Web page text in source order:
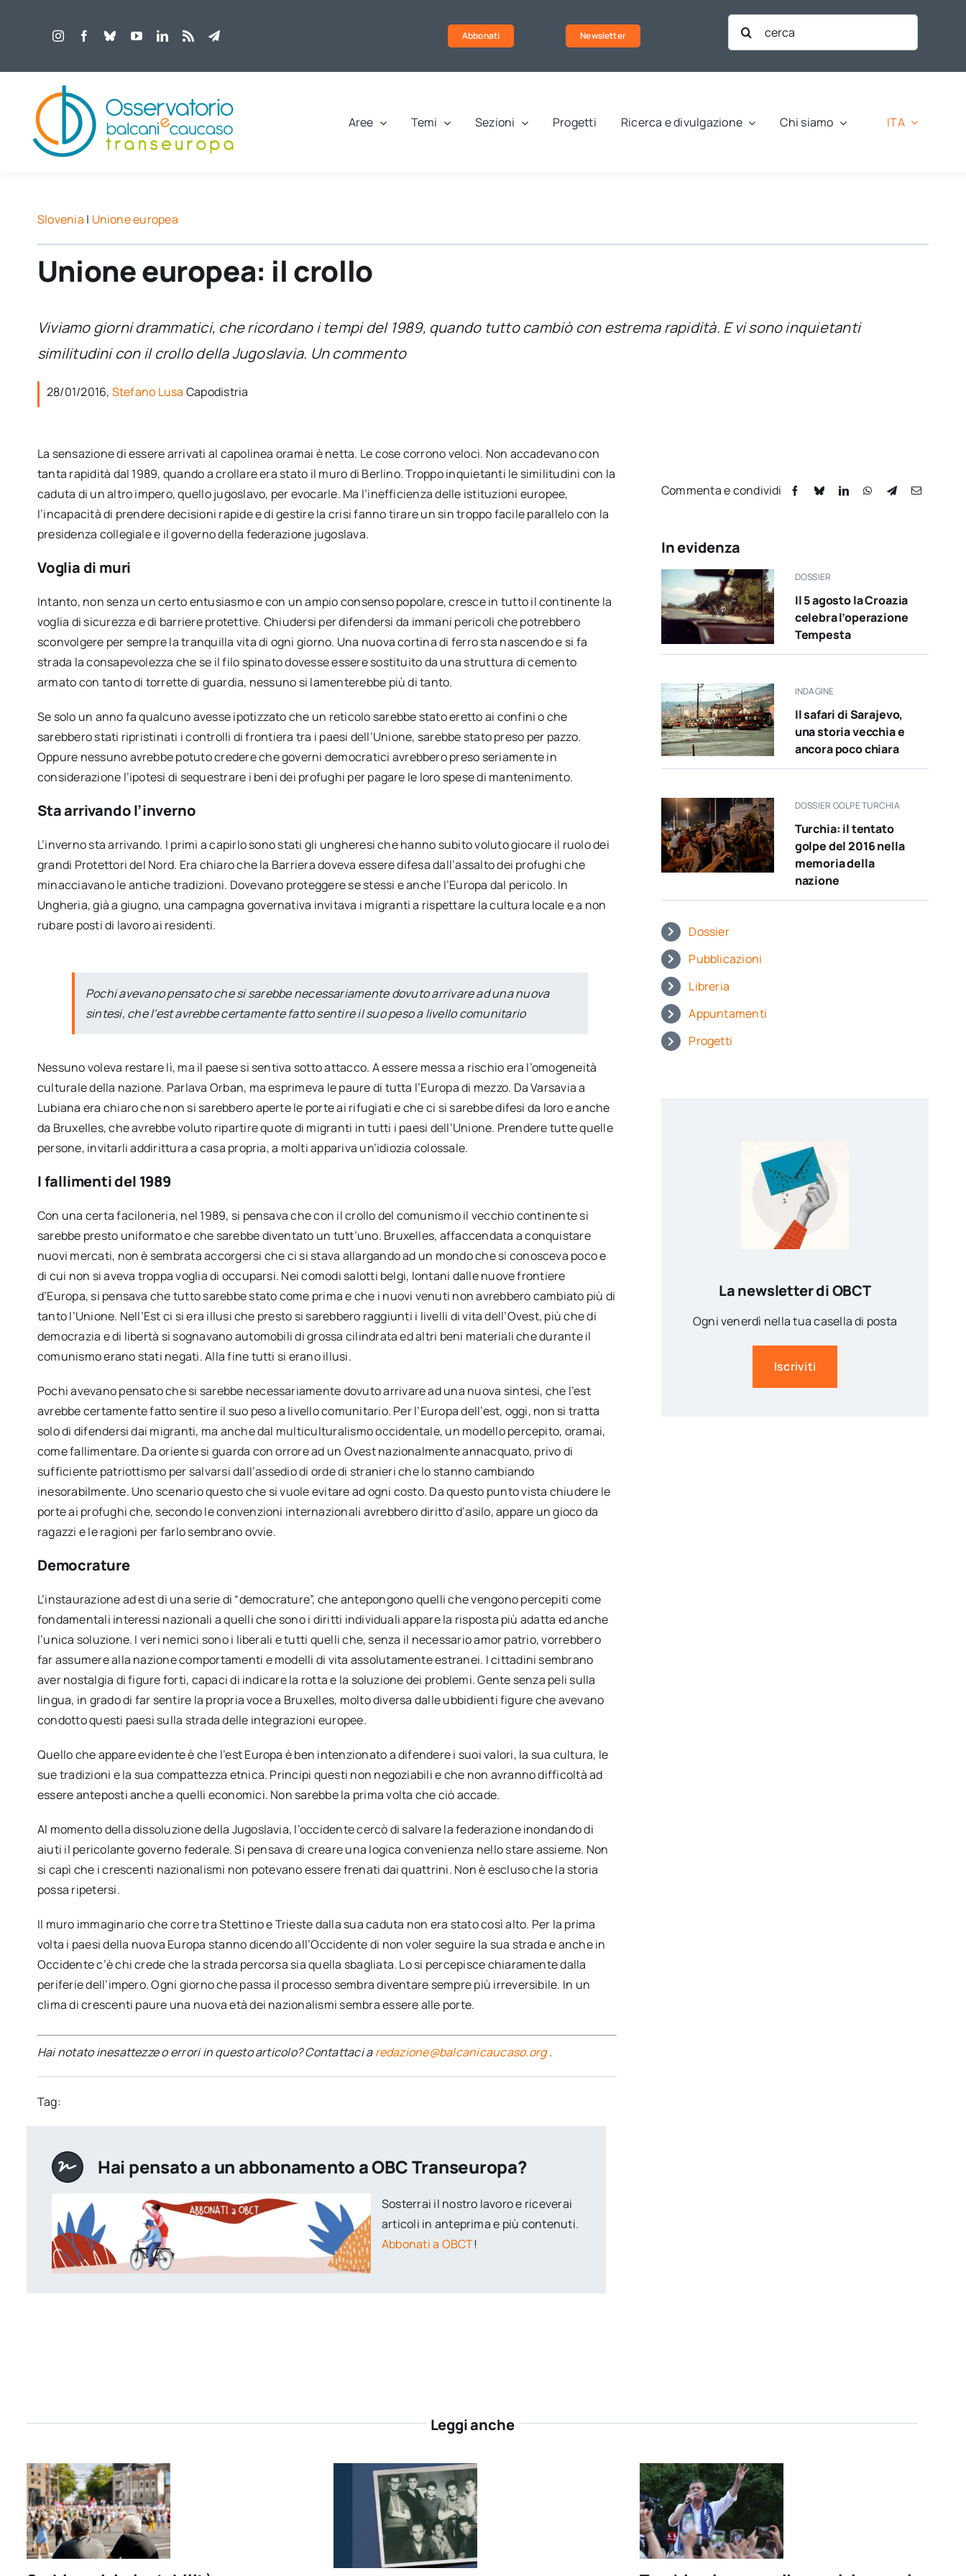
Abbonati Newsletter
Cerca
per:
Aree Temi Sezioni Progetti Ricerca e divulgazione Chi siamo ITA
Slovenia | Unione europea
Unione europea: il crollo
Viviamo giorni drammatici, che ricordano i tempi del 1989, quando tutto cambiò con estrema rapidità. E vi sono inquietanti
similitudini con il crollo della Jugoslavia. Un commento
28/01/2016, Stefano Lusa Capodistria
La sensazione di essere arrivati al capolinea oramai è netta. Le cose corrono veloci. Non accadevano con
tanta rapidità dal 1989, quando a crollare era stato il muro di Berlino. Troppo inquietanti le similitudini con la
caduta di un altro impero, quello jugoslavo, per evocarle. Ma l’inefficienza delle istituzioni europee,
l’incapacità di prendere decisioni rapide e di gestire la crisi fanno tirare un sin troppo facile parallelo con la
presidenza collegiale e il governo della federazione jugoslava.
Voglia di muri
Intanto, non senza un certo entusiasmo e con un ampio consenso popolare, cresce in tutto il continente la
voglia di sicurezza e di barriere protettive. Chiudersi per difendersi da immani pericoli che potrebbero
sconvolgere per sempre la tranquilla vita di ogni giorno. Una nuova cortina di ferro sta nascendo e si fa
strada la consapevolezza che se il filo spinato dovesse essere sostituito da una struttura di cemento
armato con tanto di torrette di guardia, nessuno si lamenterebbe più di tanto.
Se solo un anno fa qualcuno avesse ipotizzato che un reticolo sarebbe stato eretto ai confini o che
sarebbero stati ripristinati i controlli di frontiera tra i paesi dell’Unione, sarebbe stato preso per pazzo.
Oppure nessuno avrebbe potuto credere che governi democratici avrebbero preso seriamente in
considerazione l’ipotesi di sequestrare i beni dei profughi per pagare le loro spese di mantenimento.
Sta arrivando l’inverno
L’inverno sta arrivando. I primi a capirlo sono stati gli ungheresi che hanno subito voluto giocare il ruolo dei
grandi Protettori del Nord. Era chiaro che la Barriera doveva essere difesa dall’assalto dei profughi che
minacciavano le antiche tradizioni. Dovevano proteggere se stessi e anche l’Europa dal pericolo. In
Ungheria, già a giugno, una campagna governativa invitava i migranti a rispettare la cultura locale e a non
rubare posti di lavoro ai residenti.
Pochi avevano pensato che si sarebbe necessariamente dovuto arrivare ad una nuova
sintesi, che l’est avrebbe certamente fatto sentire il suo peso a livello comunitario
Nessuno voleva restare lì, ma il paese si sentiva sotto attacco. A essere messa a rischio era l’omogeneità
culturale della nazione. Parlava Orban, ma esprimeva le paure di tutta l’Europa di mezzo. Da Varsavia a
Lubiana era chiaro che non si sarebbero aperte le porte ai rifugiati e che ci si sarebbe difesi da loro e anche
da Bruxelles, che avrebbe voluto ripartire quote di migranti in tutti i paesi dell’Unione. Prendere tutte quelle
persone, invitarli addirittura a casa propria, a molti appariva un’idiozia colossale.
I fallimenti del 1989
Con una certa faciloneria, nel 1989, si pensava che con il crollo del comunismo il vecchio continente si
sarebbe presto uniformato e che sarebbe diventato un tutt’uno. Bruxelles, affaccendata a conquistare
nuovi mercati, non è sembrata accorgersi che ci si stava allargando ad un mondo che si conosceva poco e
di cui non si aveva troppa voglia di occuparsi. Nei comodi salotti belgi, lontani dalle nuove frontiere
d’Europa, si pensava che tutto sarebbe stato come prima e che i nuovi venuti non avrebbero cambiato più di
tanto l’Unione. Nell’Est ci si era illusi che presto si sarebbero raggiunti i livelli di vita dell’Ovest, più che di
democrazia e di libertà si sognavano automobili di grossa cilindrata ed altri beni materiali che durante il
comunismo erano stati negati. Alla fine tutti si erano illusi.
Pochi avevano pensato che si sarebbe necessariamente dovuto arrivare ad una nuova sintesi, che l’est
avrebbe certamente fatto sentire il suo peso a livello comunitario. Per l’Europa dell’est, oggi, non si tratta
solo di difendersi dai migranti, ma anche dal multiculturalismo occidentale, un modello percepito, oramai,
come fallimentare. Da oriente si guarda con orrore ad un Ovest nazionalmente annacquato, privo di
sufficiente patriottismo per salvarsi dall’assedio di orde di stranieri che lo stanno cambiando
inesorabilmente. Uno scenario questo che si vuole evitare ad ogni costo. Da questo punto vista chiudere le
porte ai profughi che, secondo le convenzioni internazionali avrebbero diritto d’asilo, appare un gioco da
ragazzi e le ragioni per farlo sembrano ovvie.
Democrature
L’instaurazione ad est di una serie di “democrature”, che antepongono quelli che vengono percepiti come
fondamentali interessi nazionali a quelli che sono i diritti individuali appare la risposta più adatta ed anche
l’unica soluzione. I veri nemici sono i liberali e tutti quelli che, senza il necessario amor patrio, vorrebbero
far assumere alla nazione comportamenti e modelli di vita assolutamente estranei. I cittadini sembrano
aver nostalgia di figure forti, capaci di indicare la rotta e la soluzione dei problemi. Gente senza peli sulla
lingua, in grado di far sentire la propria voce a Bruxelles, molto diversa dalle ubbidienti figure che avevano
condotto questi paesi sulla strada delle integrazioni europee.
Quello che appare evidente è che l’est Europa è ben intenzionato a difendere i suoi valori, la sua cultura, le
sue tradizioni e la sua compattezza etnica. Principi questi non negoziabili e che non avranno difficoltà ad
essere anteposti anche a quelli economici. Non sarebbe la prima volta che ciò accade.
Al momento della dissoluzione della Jugoslavia, l’occidente cercò di salvare la federazione inondando di
aiuti il pericolante governo federale. Si pensava di creare una logica convenienza nello stare assieme. Non
si capì che i crescenti nazionalismi non potevano essere frenati dai quattrini. Non è escluso che la storia
possa ripetersi.
Il muro immaginario che corre tra Stettino e Trieste dalla sua caduta non era stato così alto. Per la prima
volta i paesi della nuova Europa stanno dicendo all’Occidente di non voler seguire la sua strada e anche in
Occidente c’è chi crede che la strada percorsa sia quella sbagliata. Lo si percepisce chiaramente dalla
periferie dell’impero. Ogni giorno che passa il processo sembra diventare sempre più irreversibile. In un
clima di crescenti paure una nuova età dei nazionalismi sembra essere alle porte.
Hai notato inesattezze o errori in questo articolo? Contattaci aredazione@balcanicaucaso.org.
Tag:
Commenta e condividi
In evidenza
DOSSIER
Il 5 agosto la Croazia
celebra l’operazione
Tempesta
INDAGINE
Il safari di Sarajevo,
una storia vecchia e
ancora poco chiara
DOSSIER GOLPE TURCHIA
Turchia: il tentato
golpe del 2016 nella
memoria della
nazione
Dossier
Pubblicazioni
Libreria
Appuntamenti
Progetti
La newsletter di OBCT
Ogni venerdì nella tua casella di posta
Iscriviti
Hai pensato a un abbonamento a OBC Transeuropa?
Sosterrai il nostro lavoro e riceverai
articoli in anteprima e più contenuti.
Abbonati a OBCT!
Leggi anche